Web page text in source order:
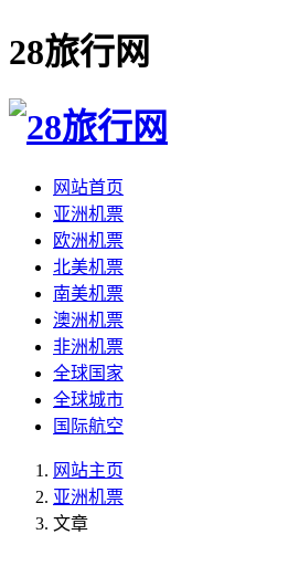
28旅行网
网站首页
亚洲机票
欧洲机票
北美机票
南美机票
澳洲机票
非洲机票
全球国家
全球城市
国际航空
网站主页
亚洲机票
文章